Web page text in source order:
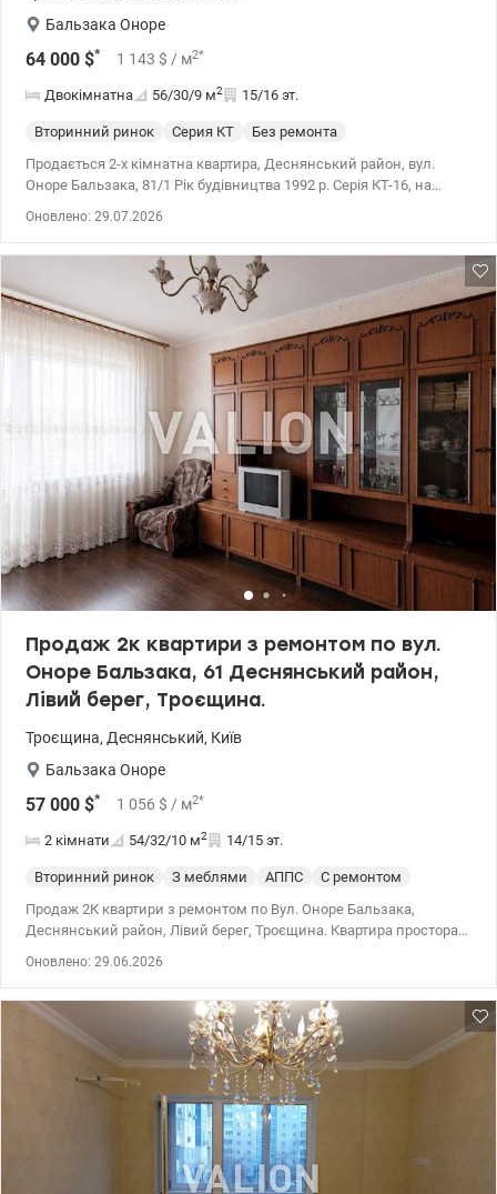
Бальзака Оноре
64 000 $* 1 143 $ / м2*
Двокімнатна 56/30/9 м2 15/16 эт.
Вторинний ринок Серия КТ
Без ремонта
Продається 2-х кімнатна квартира, Деснянський район, вул.
Оноре Бальзака, 81/1 Рік будівництва 1992 р. Серія КТ-16, на
ваші творчі бажання та ідеї. Всі підготовчі роботи виконані, в
санвузлах, на кухні, коридорі укладений новий кахель.
Встановлені металопластикові вікна, лічильники. Під'їзд
доглянутий, охайний, працє ліфт. Багато паркомісць біля
дитячі садочки, спорткомплекс, банк, Нова та Укрпошта, базар,
та інше. Поруч зупинки громадського транспорту Вдале
транспортне сполучення в різні напрямки – наближча станція
м. Почайна. Квартира чекає нових власників, вона стане
чудовим вибором для комфортного проживання. Праву
власності більше трьох років. Дзвоніть прямо зараз! Ціна: 64000
у.о. Комісія АН 5% +38 (050) 355 37 46 Катерина valion.ua/1147445
Оновлено: 29.07.2026
Продаж 2к квартири з ремонтом по вул.
Оноре Бальзака, 61 Деснянський район,
Лівий берег, Троєщина.
Троєщина, Деснянський, Київ
Бальзака Оноре
57 000 $* 1 056 $ / м2*
2 кімнати 54/32/10 м2 14/15 эт.
Вторинний ринок З меблями АППС
С ремонтом
Продаж 2К квартири з ремонтом по Вул. Оноре Бальзака,
Деснянський район, Лівий берег, Троєщина. Квартира простора,
лічильники. Замінено сантехніку та радіатори, встановлено
кондиціонер та сигналізацію. На підлозі ламінат та паркет.
Площа: 54/32/10 Інфраструктура: У будинку встановлено 2 нові
ліфти (вантажний і пасажирський) та домофон. У дворі
футбольне поле та вільний паркінг. Поруч є все необхідне для
життя: - школи, садочки - ТРЦ Район - аптеки - фітнес-клуб -
ресторани та кафешки - стоматологічна клініка - Епіцентр,
супермаркети - поштове відділення Неподалік новий сквер біля
ТРЦ Район. Транспортна розв’язка: - 20 хв їзди до м. Дарниця,
Оновлено: 29.06.2026